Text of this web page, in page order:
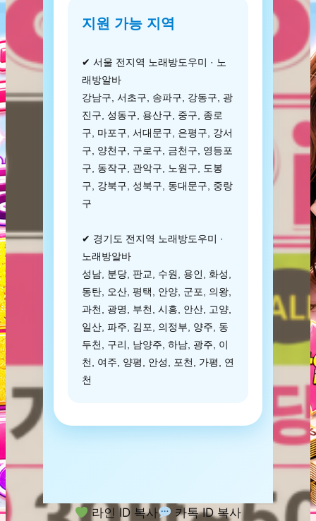
지원 가능 지역
✔ 서울 전지역 노래방도우미 · 노
래방알바
강남구, 서초구, 송파구, 강동구, 광
진구, 성동구, 용산구, 중구, 종로
구, 마포구, 서대문구, 은평구, 강서
구, 양천구, 구로구, 금천구, 영등포
구, 동작구, 관악구, 노원구, 도봉
구, 강북구, 성북구, 동대문구, 중랑
구
✔ 경기도 전지역 노래방도우미 ·
노래방알바
성남, 분당, 판교, 수원, 용인, 화성,
동탄, 오산, 평택, 안양, 군포, 의왕,
과천, 광명, 부천, 시흥, 안산, 고양,
일산, 파주, 김포, 의정부, 양주, 동
두천, 구리, 남양주, 하남, 광주, 이
천, 여주, 양평, 안성, 포천, 가평, 연
천
라인 ID 복사
카톡 ID 복사